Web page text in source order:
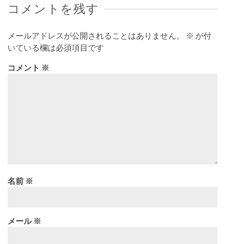
コメントを残す
メールアドレスが公開されることはありません。 ※ が付
いている欄は必須項目です
コメント ※
名前 ※
メール ※